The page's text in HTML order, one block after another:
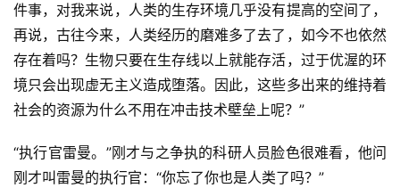
件事，对我来说，人类的生存环境几乎没有提高的空间了，
再说，古往今来，人类经历的磨难多了去了，如今不也依然
存在着吗？生物只要在生存线以上就能存活，过于优渥的环
境只会出现虚无主义造成堕落。因此，这些多出来的维持着
社会的资源为什么不用在冲击技术壁垒上呢？”
“执行官雷曼。”刚才与之争执的科研人员脸色很难看，他问
刚才叫雷曼的执行官：“你忘了你也是人类了吗？”